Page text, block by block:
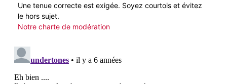
Une tenue correcte est exigée. Soyez courtois et évitez
le hors sujet.
Notre charte de modération